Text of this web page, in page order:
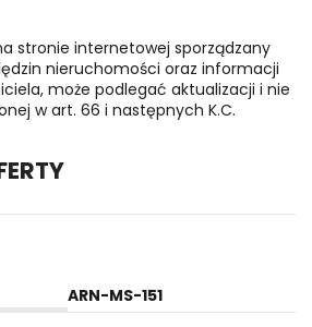
stronie internetowej sporządzany
nieruchomości oraz informacji
może podlegać aktualizacji i nie
w art. 66 i następnych K.C.
ARN-MS-151